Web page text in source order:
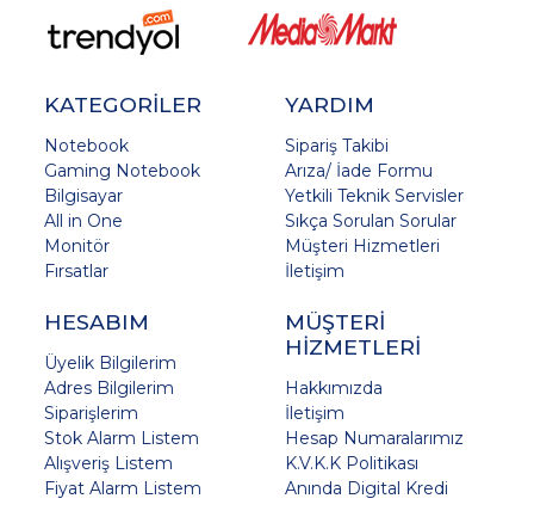
KATEGORİLER
Notebook
Gaming Notebook
Bilgisayar
All in One
Monitör
Fırsatlar
YARDIM
Sipariş Takibi
Arıza/ İade Formu
Yetkili Teknik Servisler
Sıkça Sorulan Sorular
Müşteri Hizmetleri
İletişim
HESABIM
Üyelik Bilgilerim
Adres Bilgilerim
Siparişlerim
Stok Alarm Listem
Alışveriş Listem
Fiyat Alarm Listem
MÜŞTERİ
HİZMETLERİ
Hakkımızda
İletişim
Hesap Numaralarımız
K.V.K.K Politikası
Anında Digital Kredi